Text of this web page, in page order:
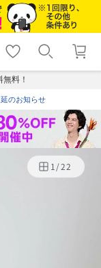
shopping_cart lock_outline
ログイン
料！
のお知らせ
1/22